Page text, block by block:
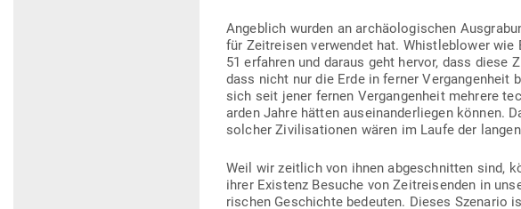
Angeblich wurden an archäo­lo­gi­schen
für Zeit­reisen ver­wendet hat. Whist­le­b­lower wie
51 erfahren und daraus geht hervor, dass
dass nicht nur die Erde in ferner Ver­gan­genheit
sich seit jener fernen Ver­gan­genheit mehrere
arden Jahre hätten aus­ein­an­der­liegen können.
solcher Zivi­li­sa­tionen wären im Laufe der
Weil wir zeitlich von ihnen abge­schnitten sind,
ihrer Existenz Besuche von Zeit­rei­senden in
ri­schen Geschichte bedeuten. Dieses Sze­nario